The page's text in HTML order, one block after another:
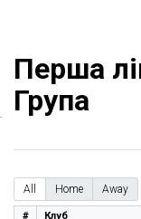
Перша
Група
All Home Away
# Клуб